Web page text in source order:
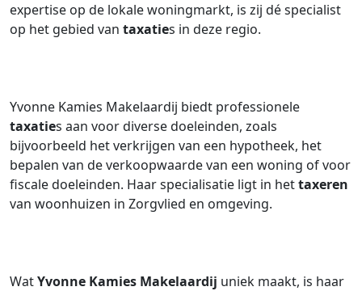
expertise op de lokale woningmarkt, is zij dé specialist
op het gebied van taxaties in deze regio.
Yvonne Kamies Makelaardij biedt professionele
taxaties aan voor diverse doeleinden, zoals
bijvoorbeeld het verkrijgen van een hypotheek, het
bepalen van de verkoopwaarde van een woning of voor
fiscale doeleinden. Haar specialisatie ligt in hettaxeren
van woonhuizen in Zorgvlied en omgeving.
WatYvonne Kamies Makelaardij uniek maakt, is haar